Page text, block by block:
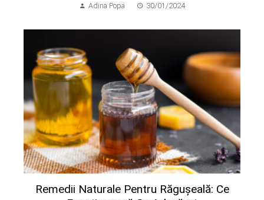
Adina Popa 30/01/2024
Remedii Naturale Pentru Răgușeală: Ce